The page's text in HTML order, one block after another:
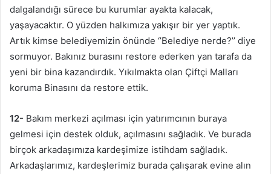
dalgalandığı sürece bu kurumlar ayakta kalacak,
yaşayacaktır. O yüzden halkımıza yakışır bir yer yaptık.
Artık kimse belediyemizin önünde ‘’Belediye nerde?’’ diye
sormuyor. Bakınız burasını restore ederken yan tarafa da
yeni bir bina kazandırdık. Yıkılmakta olan Çiftçi Malları
koruma Binasını da restore ettik.
12- Bakım merkezi açılması için yatırımcının buraya
gelmesi için destek olduk, açılmasını sağladık. Ve burada
birçok arkadaşımıza kardeşimize istihdam sağladık.
Arkadaşlarımız, kardeşlerimiz burada çalışarak evine alın